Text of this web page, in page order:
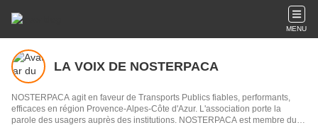
MENU
LA VOIX DE NOSTERPACA
NOSTERPACA agit en faveur de Transports Publics fiables, performants,
efficaces en région Provence-Alpes-Côte d'Azur. L'association porte la
parole des usagers auprès des institutions. NOSTERPACA est membre du